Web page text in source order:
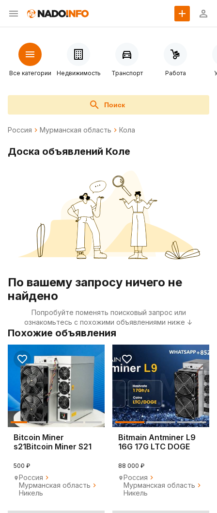
Все категории Недвижимость Транспорт Работа
Поиск
Россия Мурманская область Кола
Доска объявлений Коле
По вашему запросу ничего не
найдено
Попробуйте поменять поисковый запрос или
ознакомьтесь с похожими объявлениями ниже ↓
Похожие объявления
Bitcoin Miner
s21Bitcoin Miner S21
500 ₽
Россия
Мурманская область
Никель
Bitmain Antminer L9
16G 17G LTC DOGE
88 000 ₽
Россия
Мурманская область
Никель